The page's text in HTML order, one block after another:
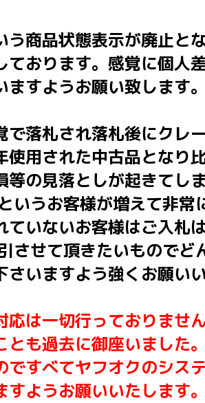
商品状態表示が廃止と
おります。感覚に個人
すようお願い致します。
落札され落札後にクレ
用された中古品となり
の見落としが起きてし
うお客様が増えて非常
いないお客様はご入札
せて頂きたいもので
いますよう強くお願いい
は一切行っておりませ
も過去に御座いました
すべてヤフオクのシス
ようお願いいたします。